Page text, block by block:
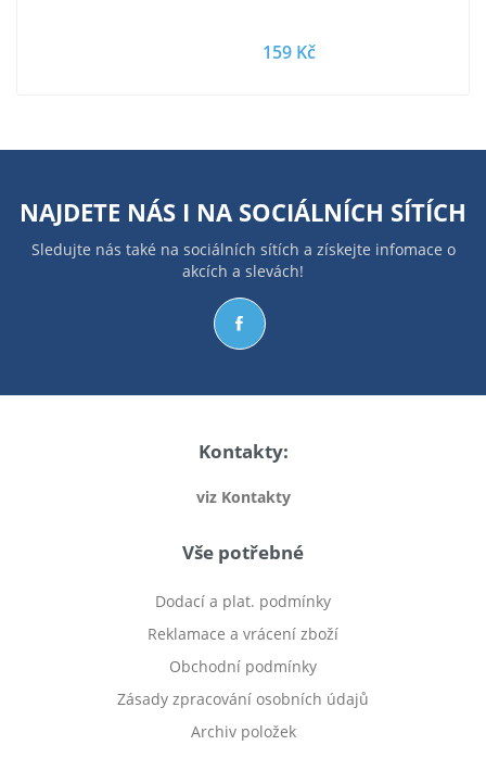
159 Kč
NAJDETE NÁS I NA SOCIÁLNÍCH SÍTÍCH
Sledujte nás také na sociálních sítích a získejte infomace o
akcích a slevách!
Kontakty:
viz Kontakty
Vše potřebné
Dodací a plat. podmínky
Reklamace a vrácení zboží
Obchodní podmínky
Zásady zpracování osobních údajů
Archiv položek